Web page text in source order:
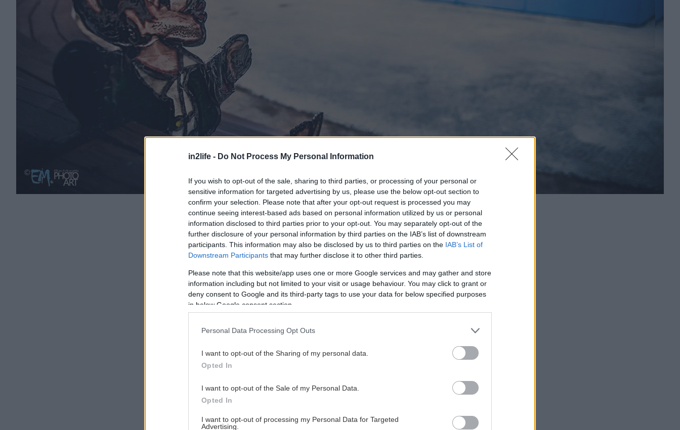
in2life - Do Not Process My Personal Information
If you wish to opt-out of the sale, sharing to third parties, or processing of your personal or
sensitive information for targeted advertising by us, please use the below opt-out section to
confirm your selection. Please note that after your opt-out request is processed you may
continue seeing interest-based ads based on personal information utilized by us or personal
information disclosed to third parties prior to your opt-out. You may separately opt-out of the
further disclosure of your personal information by third parties on the IAB’s list of downstream
participants. This information may also be disclosed by us to third parties on the IAB’s List of
Downstream Participants that may further disclose it to other third parties.
Please note that this website/app uses one or more Google services and may gather and store
information including but not limited to your visit or usage behaviour. You may click to grant or
deny consent to Google and its third-party tags to use your data for below specified purposes
in below Google consent section.
Personal Data Processing Opt Outs
I want to opt-out of the Sharing of my personal data.
Opted In
I want to opt-out of the Sale of my Personal Data.
Opted In
I want to opt-out of processing my Personal Data for Targeted
Advertising.